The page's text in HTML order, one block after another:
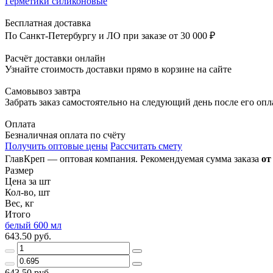
Бесплатная доставка
По Санкт-Петербургу и ЛО при заказе от 30 000 ₽
Расчёт доставки онлайн
Узнайте стоимость доставки прямо в корзине на сайте
Самовывоз завтра
Забрать заказ самостоятельно на следующий день после его
Оплата
Безналичная оплата по счёту
Получить оптовые цены Рассчитать смету
ГлавКреп — оптовая компания. Рекомендуемая сумма заказа
Размер
Цена за шт
Кол-во, шт
Вес, кг
Итого
белый 600 мл
643.50 руб.